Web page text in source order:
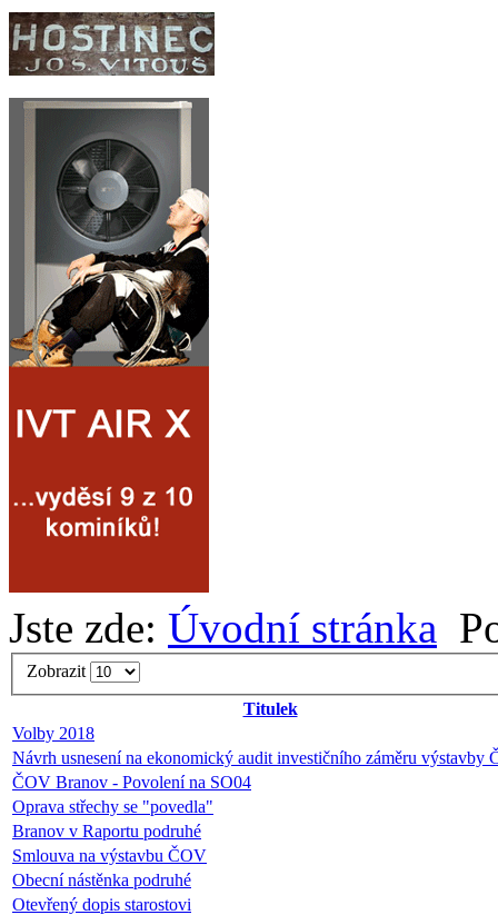
Jste zde: Úvodní stránka
Zobrazit
Titulek
Volby 2018
Návrh usnesení na ekonomický audit investičního záměru výstavby
ČOV Branov - Povolení na SO04
Oprava střechy se "povedla"
Branov v Raportu podruhé
Smlouva na výstavbu ČOV
Obecní nástěnka podruhé
Otevřený dopis starostovi